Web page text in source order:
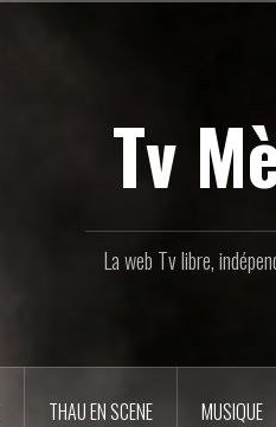
Tv
La web Tv libre,
THAU EN SCENE MUSIQUE